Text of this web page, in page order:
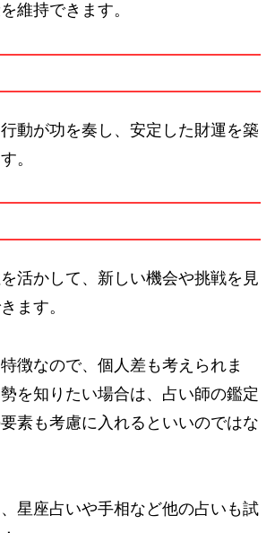
維持できます。
動が功を奏し、安定した財運を築
。
活かして、新しい機会や挑戦を見
ます。
徴なので、個人差も考えられま
を知りたい場合は、占い師の鑑定
素も考慮に入れるといいのではな
星座占いや手相など他の占いも試